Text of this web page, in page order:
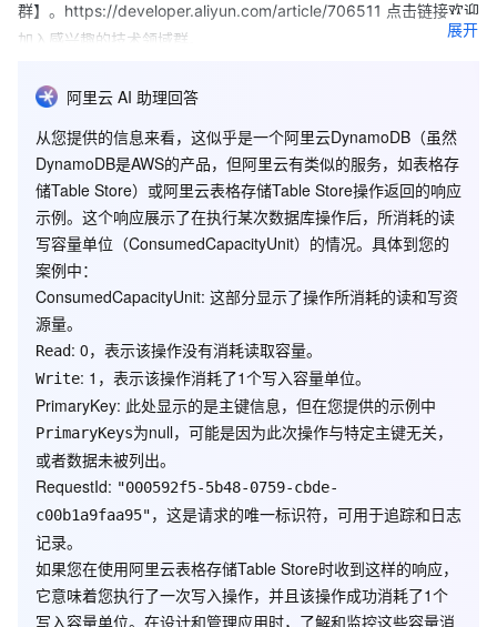
群】。https://developer.aliyun.com/article/706511 点击链接欢迎
加入感兴趣的技术领域群。
展开
阿里云 AI 助理回答
从您提供的信息来看，这似乎是一个阿里云DynamoDB（虽然
DynamoDB是AWS的产品，但阿里云有类似的服务，如表格存
储Table Store）或阿里云表格存储Table Store操作返回的响应
示例。这个响应展示了在执行某次数据库操作后，所消耗的读
写容量单位（ConsumedCapacityUnit）的情况。具体到您的
案例中：
ConsumedCapacityUnit: 这部分显示了操作所消耗的读和写资
源量。
Read: 0，表示该操作没有消耗读取容量。
Write: 1，表示该操作消耗了1个写入容量单位。
PrimaryKey: 此处显示的是主键信息，但在您提供的示例中
PrimaryKeys为null，可能是因为此次操作与特定主键无关，
或者数据未被列出。
RequestId: "000592f5-5b48-0759-cbde-
c00b1a9faa95"，这是请求的唯一标识符，可用于追踪和日志
记录。
如果您在使用阿里云表格存储Table Store时收到这样的响应，
它意味着您执行了一次写入操作，并且该操作成功消耗了1个
写入容量单位。在设计和管理应用时，了解和监控这些容量消